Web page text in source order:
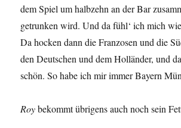
dem Spiel um halbzehn an der Bar
getrunken wird. Und da fühl‘ ich mich
Da hocken dann die Franzosen und die
den Deutschen und dem Holländer, und
schön. So habe ich mir immer Bayern
Roybekommt übrigens auch noch sein